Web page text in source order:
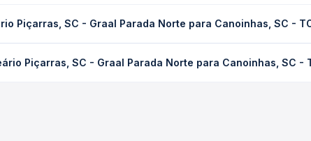
de tráfego. Na Quero Passagem você consulta os horários
Piçarras, SC - Graal Parada Norte para Canoinhas, SC -
da compra. Na Quero Passagem você compara os preços
Piçarras, SC - Graal Parada Norte para Canoinhas, SC -